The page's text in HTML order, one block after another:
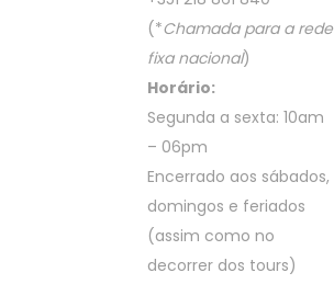
(*Chamada para a rede
fixa nacional)
Horário:
Segunda a sexta: 10am
– 06pm
Encerrado aos sábados,
domingos e feriados
(assim como no
decorrer dos tours)